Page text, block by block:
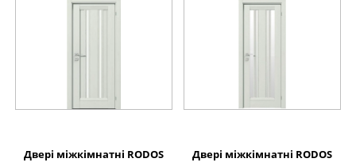
Двері міжкімнатні RODOS
Двері міжкімнатні RODOS